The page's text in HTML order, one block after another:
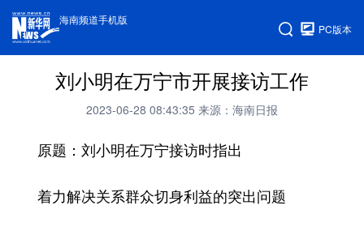
海南频道手机版
PC版本
刘小明在万宁市开展接访工作
2023-06-28 08:43:35 来源：海南日报
原题：刘小明在万宁接访时指出
着力解决关系群众切身利益的突出问题